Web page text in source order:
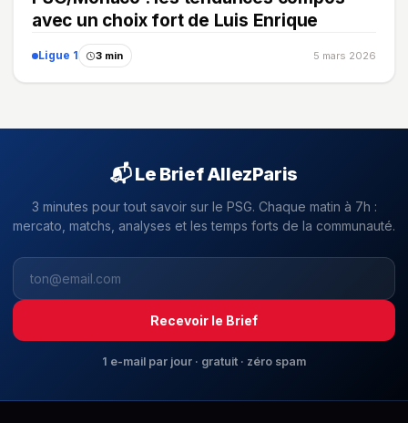
avec un choix fort de Luis Enrique
Ligue 1 3 min 5 mars 2026
📬 Le Brief AllezParis
3 minutes pour tout savoir sur le PSG. Chaque matin à 7h :
mercato, matchs, analyses et les temps forts de la communauté.
Recevoir le Brief
1 e-mail par jour · gratuit · zéro spam